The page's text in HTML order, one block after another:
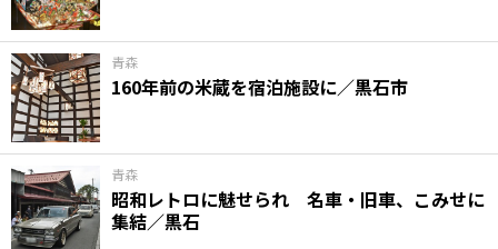
青森
160年前の米蔵を宿泊施設に／黒石市
青森
昭和レトロに魅せられ 名車・旧車、こみせに
集結／黒石